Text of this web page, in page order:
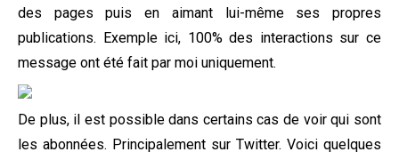
des pages puis en aimant lui-même ses propres
publications. Exemple ici, 100% des interactions sur ce
message ont été fait par moi uniquement.
De plus, il est possible dans certains cas de voir qui sont
les abonnées. Principalement sur Twitter. Voici quelques